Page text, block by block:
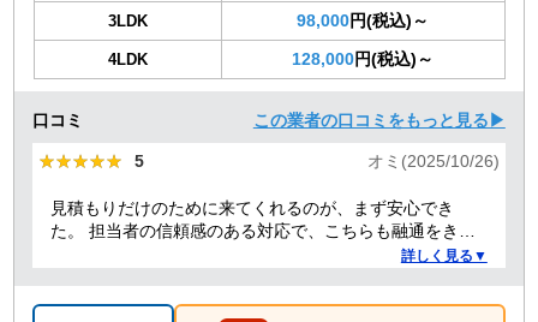
3LDK 98,000円(税込)～
4LDK 128,000円(税込)～
口コミ この業者の口コミをもっと見る▶
★★★★★
★★★★★ 5 オミ(2025/10/26)
見積もりだけのために来てくれるのが、まず安心でき
た。 担当者の信頼感のある対応で、こちらも融通をきか
せることで、結果的にもっとも安い価格でお願いでき
さり、ありがたかったので満点にしました。
詳しく見る▼